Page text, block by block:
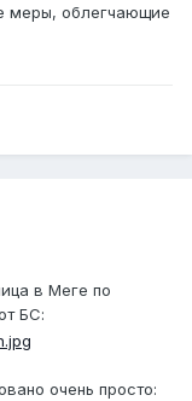
меры, облегчающие
в Меге по
БС:
очень просто: